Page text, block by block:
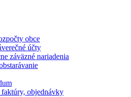
obce
účty
záväzné nariadenia
objednávky